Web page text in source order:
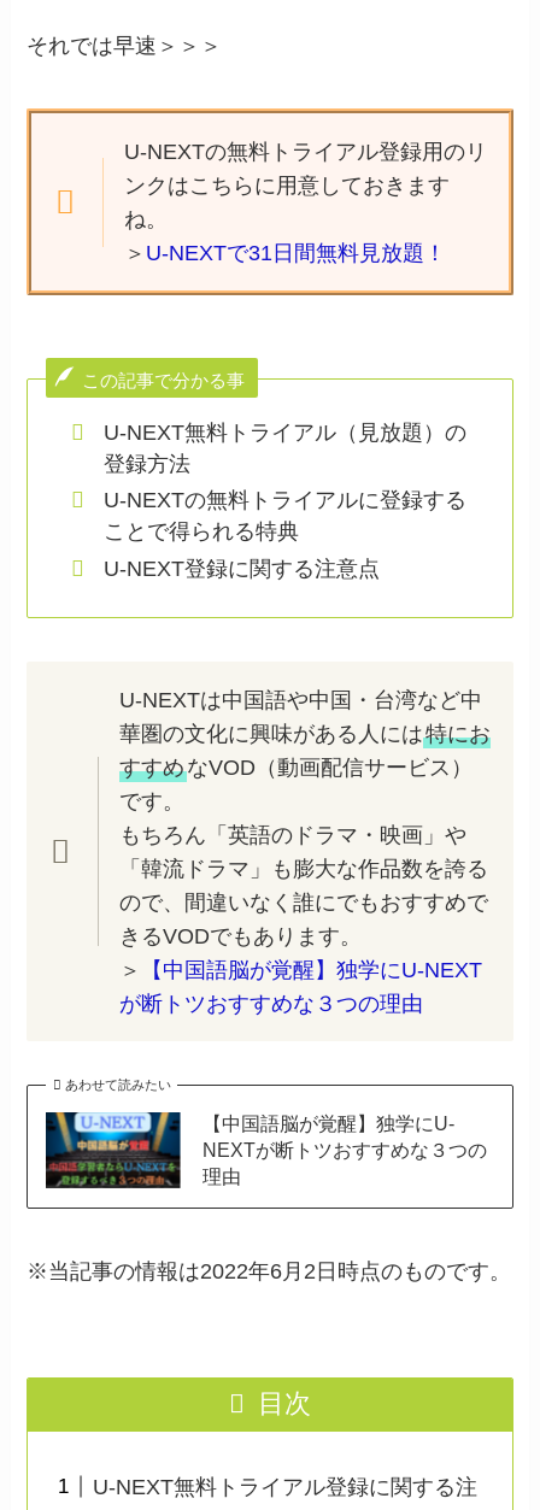
それでは早速＞＞＞
U-NEXTの無料トライアル登録用のリ
ンクはこちらに用意しておきます
ね。
＞ U-NEXTで31日間無料見放題！
この記事で分かる事
U-NEXT無料トライアル（見放題）の
登録方法
U-NEXTの無料トライアルに登録する
ことで得られる特典
U-NEXT登録に関する注意点
U-NEXTは中国語や中国・台湾など中
華圏の文化に興味がある人には特にお
すすめなVOD（動画配信サービス）
です。
もちろん「英語のドラマ・映画」や
「韓流ドラマ」も膨大な作品数を誇る
ので、間違いなく誰にでもおすすめで
きるVODでもあります。
＞
【中国語脳が覚醒】独学にU-NEXT
が断トツおすすめな３つの理由
あわせて読みたい
【中国語脳が覚醒】独学にU-
NEXTが断トツおすすめな３つの
理由
※当記事の情報は2022年6月2日時点のものです。
目次
U-NEXT無料トライアル登録に関する注